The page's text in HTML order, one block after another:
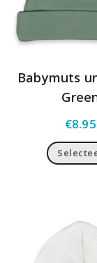
Babymuts
€8.95